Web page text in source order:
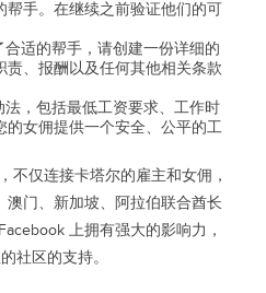
手。在继续之前验证他们的可
适的帮手，请创建一份详细的
责、报酬以及任何其他相关条款
，包括最低工资要求、工作时
的女佣提供一个安全、公平的工
不仅连接卡塔尔的雇主和女佣，
门、新加坡、阿拉伯联合酋长
上拥有强大的影响力，
社区的支持。